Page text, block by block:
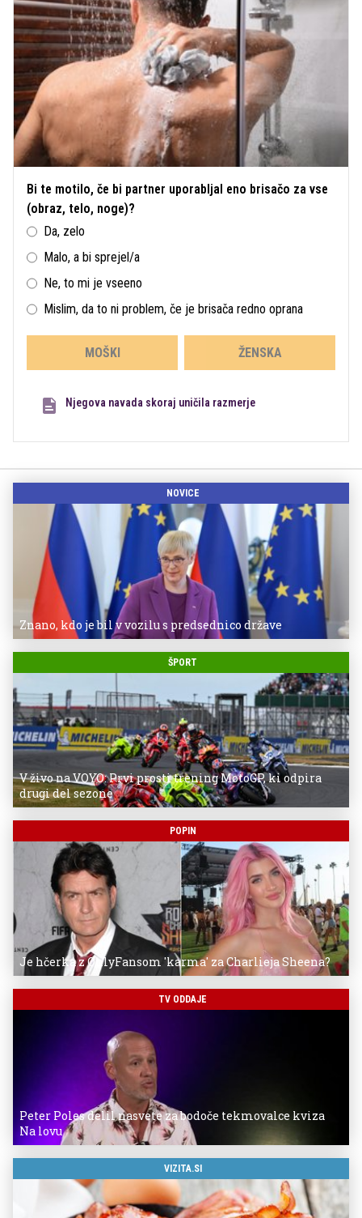
Bi te motilo, če bi partner uporabljal eno brisačo za vse
(obraz, telo, noge)?
Da, zelo
Malo, a bi sprejel/a
Ne, to mi je vseeno
Mislim, da to ni problem, če je brisača redno oprana
MOŠKI ŽENSKA
Njegova navada skoraj uničila razmerje
NOVICE
Znano, kdo je bil v vozilu s predsednico države
ŠPORT
V živo na VOYO: Prvi prosti trening MotoGP, ki odpira
drugi del sezone
POPIN
Je hčerka z OnlyFansom 'karma' za Charlieja Sheena?
TV ODDAJE
Peter Poles delil nasvete za bodoče tekmovalce kviza
Na lovu
VIZITA.SI